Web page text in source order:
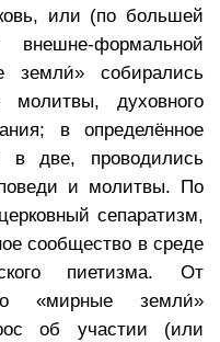
или (по большей
формальной
земли́» собирались
духовного
в определённое
две, проводились
и молитвы. По
сепаратизм,
сообщество в среде
пиетизма. От
«мирные земли́»
об участии (или